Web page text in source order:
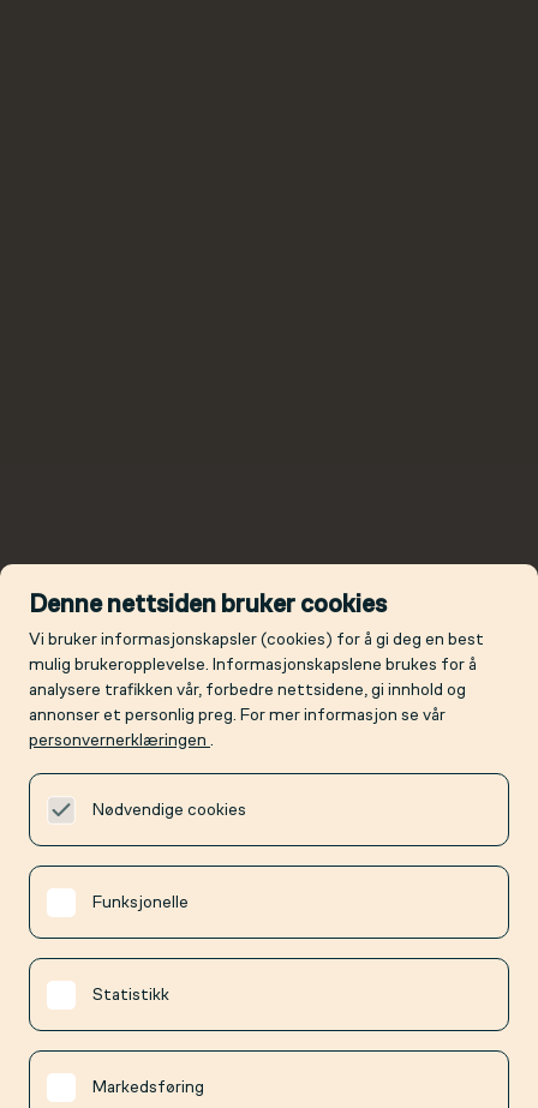
Denne nettsiden bruker cookies
Vi bruker informasjonskapsler (cookies) for å gi deg en best
mulig brukeropplevelse. Informasjonskapslene brukes for å
analysere trafikken vår, forbedre nettsidene, gi innhold og
annonser et personlig preg. For mer informasjon se vår
personvernerklæringen .
Nødvendige cookies
Funksjonelle
Statistikk
Markedsføring